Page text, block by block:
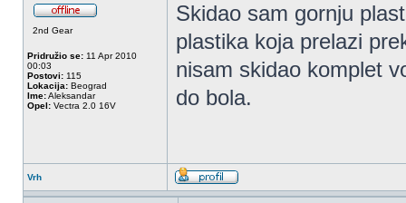
2nd Gear
Pridružio se: 11 Apr 2010
00:03
Postovi: 115
Lokacija: Beograd
Ime:Aleksandar
Opel: Vectra 2.0 16V
Skidao sam gornju
plastika koja prelazi
nisam skidao komplet
do bola.
Vrh